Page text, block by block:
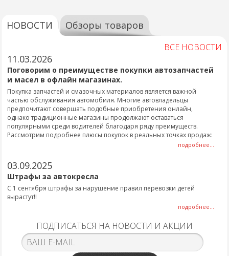
НОВОСТИ Обзоры товаров
ВСЕ НОВОСТИ
11.03.2026
Поговорим о преимуществе покупки автозапчастей
и масел в офлайн магазинах.
Покупка запчастей и смазочных материалов является важной
частью обслуживания автомобиля. Многие автовладельцы
предпочитают совершать подобные приобретения онлайн,
однако традиционные магазины продолжают оставаться
популярными среди водителей благодаря ряду преимуществ.
Рассмотрим подробнее плюсы покупок в реальных точках продаж:
подробнее...
03.09.2025
Штрафы за автокресла
С 1 сентября штрафы за нарушение правил перевозки детей
вырастут!!
подробнее...
ПОДПИСАТЬСЯ НА НОВОСТИ И АКЦИИ